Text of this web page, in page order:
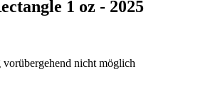
1 oz - 2025
nicht möglich